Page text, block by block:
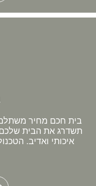
בית חכם מחיר משתלם
תשדרג את הבית
איכותי ואדיב.